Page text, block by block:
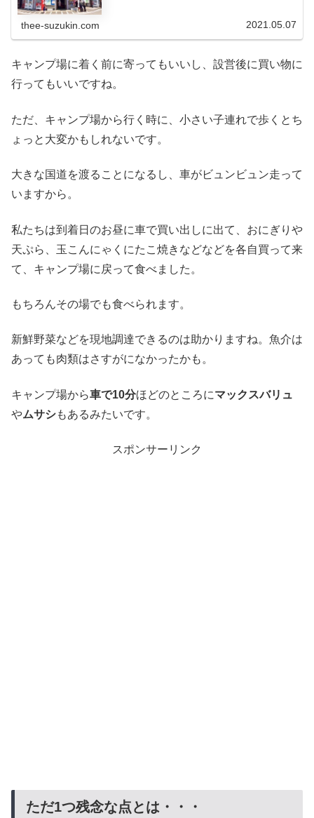
thee-suzukin.com 2021.05.07
キャンプ場に着く前に寄ってもいいし、設営後に買い物に
行ってもいいですね。
ただ、キャンプ場から行く時に、小さい子連れで歩くとち
ょっと大変かもしれないです。
大きな国道を渡ることになるし、車がビュンビュン走って
いますから。
私たちは到着日のお昼に車で買い出しに出て、おにぎりや
天ぷら、玉こんにゃくにたこ焼きなどなどを各自買って来
て、キャンプ場に戻って食べました。
もちろんその場でも食べられます。
新鮮野菜などを現地調達できるのは助かりますね。魚介は
あっても肉類はさすがになかったかも。
キャンプ場から車で10分ほどのところにマックスバリュ
やムサシもあるみたいです。
スポンサーリンク
ただ1つ残念な点とは・・・